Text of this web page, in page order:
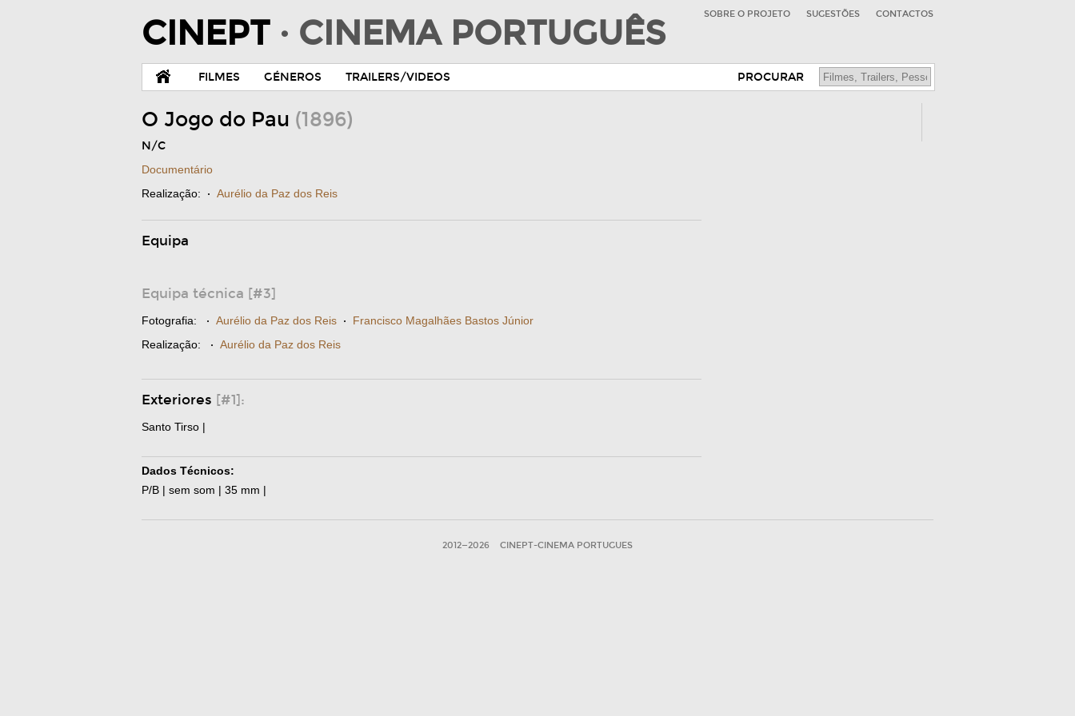
CINEPT · CINEMA PORTUGUÊS SOBRE O PROJETO SUGESTÕES CONTACTOS
FILMES GÉNEROS TRAILERS/VIDEOS PROCURAR
O Jogo do Pau (1896)
N/C
Documentário
Realização: · Aurélio da Paz dos Reis
Equipa
Equipa técnica [#3]
Fotografia: · Aurélio da Paz dos Reis · Francisco Magalhães Bastos Júnior
Realização: · Aurélio da Paz dos Reis
Exteriores [#1]:
Santo Tirso |
Dados Técnicos:
P/B | sem som | 35 mm |
2012—2026 CINEPT-CINEMA PORTUGUES